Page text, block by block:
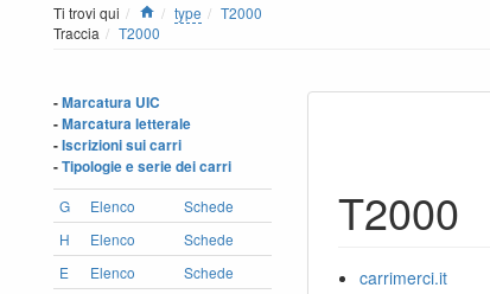
Ti trovi qui Home
type
T2000
Traccia
T2000
-Marcatura UIC
-Marcatura letterale
-Iscrizioni sui carri
-Tipologie e serie dei carri
G
Elenco
Schede
H
Elenco
Schede
E
Elenco
Schede
T2000
carrimerci.it